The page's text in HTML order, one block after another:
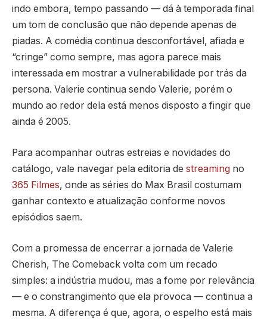
indo embora, tempo passando — dá à temporada final
um tom de conclusão que não depende apenas de
piadas. A comédia continua desconfortável, afiada e
“cringe” como sempre, mas agora parece mais
interessada em mostrar a vulnerabilidade por trás da
persona. Valerie continua sendo Valerie, porém o
mundo ao redor dela está menos disposto a fingir que
ainda é 2005.
Para acompanhar outras estreias e novidades do
catálogo, vale navegar pela editoria de streaming no
365 Filmes, onde as séries do Max Brasil costumam
ganhar contexto e atualização conforme novos
episódios saem.
Com a promessa de encerrar a jornada de Valerie
Cherish, The Comeback volta com um recado
simples: a indústria mudou, mas a fome por relevância
— e o constrangimento que ela provoca — continua a
mesma. A diferença é que, agora, o espelho está mais